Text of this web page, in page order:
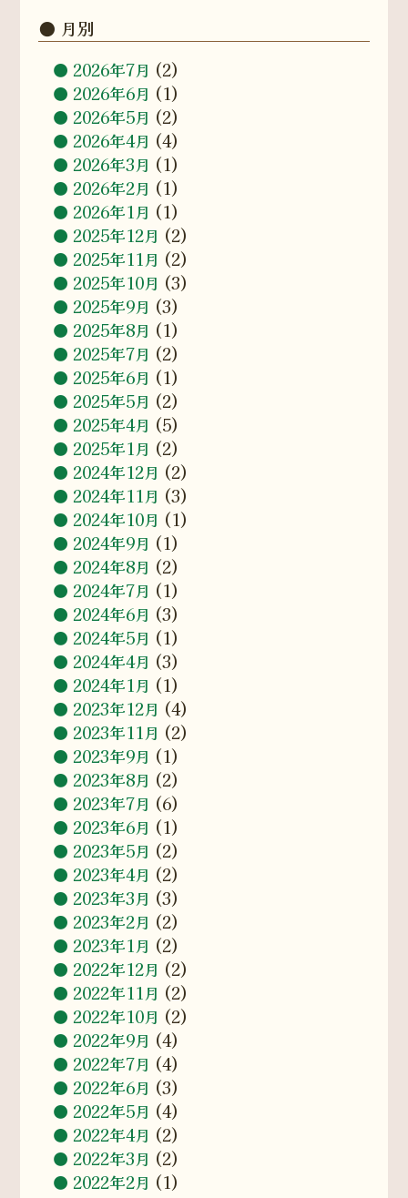
月別
2026年7月 (2)
2026年6月 (1)
2026年5月 (2)
2026年4月 (4)
2026年3月 (1)
2026年2月 (1)
2026年1月 (1)
2025年12月 (2)
2025年11月 (2)
2025年10月 (3)
2025年9月 (3)
2025年8月 (1)
2025年7月 (2)
2025年6月 (1)
2025年5月 (2)
2025年4月 (5)
2025年1月 (2)
2024年12月 (2)
2024年11月 (3)
2024年10月 (1)
2024年9月 (1)
2024年8月 (2)
2024年7月 (1)
2024年6月 (3)
2024年5月 (1)
2024年4月 (3)
2024年1月 (1)
2023年12月 (4)
2023年11月 (2)
2023年9月 (1)
2023年8月 (2)
2023年7月 (6)
2023年6月 (1)
2023年5月 (2)
2023年4月 (2)
2023年3月 (3)
2023年2月 (2)
2023年1月 (2)
2022年12月 (2)
2022年11月 (2)
2022年10月 (2)
2022年9月 (4)
2022年7月 (4)
2022年6月 (3)
2022年5月 (4)
2022年4月 (2)
2022年3月 (2)
2022年2月 (1)